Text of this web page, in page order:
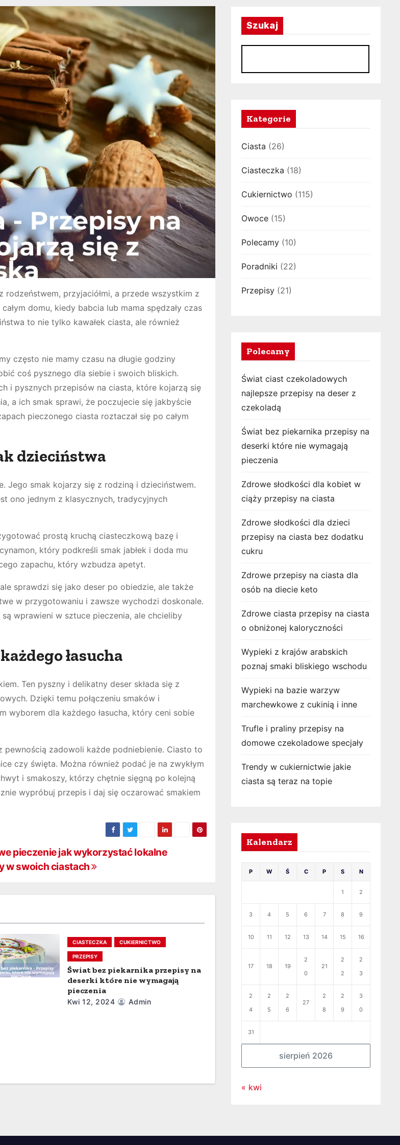
przyjaciółmi, a przede wszystkim z
domu, kiedy babcia lub mama spędzały czas
to nie tylko kawałek ciasta, ale również
często nie mamy czasu na długie godziny
coś pysznego dla siebie i swoich bliskich.
i pysznych przepisów na ciasta, które kojarzą się
a ich smak sprawi, że poczujecie się jakbyście
pieczonego ciasta roztaczał się po całym
dzieciństwa
Jego smak kojarzy się z rodziną i dzieciństwem.
ono jednym z klasycznych, tradycyjnych
prostą kruchą ciasteczkową bazę i
który podkreśli smak jabłek i doda mu
zapachu, który wzbudza apetyt.
sprawdzi się jako deser po obiedzie, ale także
w przygotowaniu i zawsze wychodzi doskonale.
wprawieni w sztuce pieczenia, ale chcieliby
łasucha
Ten pyszny i delikatny deser składa się z
Dzięki temu połączeniu smaków i
wyborem dla każdego łasucha, który ceni sobie
zadowoli każde podniebienie. Ciasto to
czy święta. Można również podać je na zwykłym
i smakoszy, którzy chętnie sięgną po kolejną
wypróbuj przepis i daj się oczarować smakiem
pieczenie jak wykorzystać lokalne
w swoich ciastach
CIASTECZKA CUKIERNICTWO
PRZEPISY
Świat bez piekarnika przepisy na
deserki które nie wymagają
pieczenia
Kwi 12, 2024 Admin
Szukaj
Kategorie
Ciasta (26)
Ciasteczka (18)
Cukiernictwo (115)
Owoce (15)
Polecamy (10)
Poradniki (22)
Przepisy (21)
Polecamy
Świat ciast czekoladowych
najlepsze przepisy na deser z
czekoladą
Świat bez piekarnika przepisy na
deserki które nie wymagają
pieczenia
Zdrowe słodkości dla kobiet w
ciąży przepisy na ciasta
Zdrowe słodkości dla dzieci
przepisy na ciasta bez dodatku
cukru
Zdrowe przepisy na ciasta dla
osób na diecie keto
Zdrowe ciasta przepisy na ciasta
o obniżonej kaloryczności
Wypieki z krajów arabskich
poznaj smaki bliskiego wschodu
Wypieki na bazie warzyw
marchewkowe z cukinią i inne
Trufle i praliny przepisy na
domowe czekoladowe specjały
Trendy w cukiernictwie jakie
ciasta są teraz na topie
Kalendarz
sierpień 2026
P W Ś C P S N
1 2
3 4 5 6 7 8 9
10 11 12 13 14 15 16
17 18 19
2
0
21
2
2
2
3
2
4
2
5
2
6
27
2
8
2
9
3
0
31
« kwi